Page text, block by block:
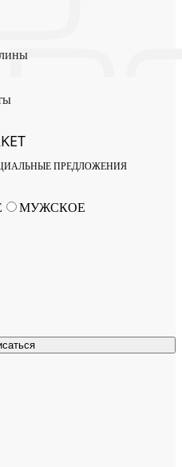
ПРЕДЛОЖЕНИЯ
МУЖСКОЕ